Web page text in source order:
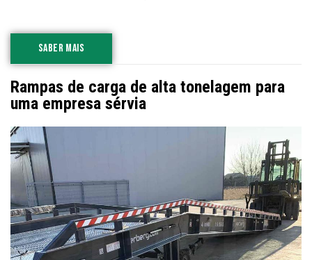
SABER MAIS
Rampas de carga de alta tonelagem para
uma empresa sérvia